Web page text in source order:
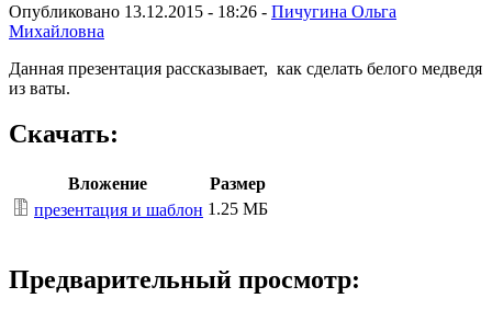
Опубликовано 13.12.2015 - 18:26 - Пичугина Ольга
Михайловна
Данная презентация рассказывает, как сделать белого медведя
из ваты.
Скачать:
Вложение
Размер
презентация и шаблон 1.25 МБ
Предварительный просмотр: